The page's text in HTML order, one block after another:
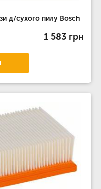
д/сухого пилу Bosch
1 583 грн